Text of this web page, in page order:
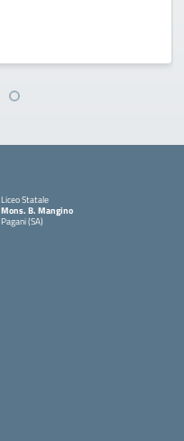
Liceo Statale
Mons. B. Mangino
Pagani (SA)
— Visita la pagina iniziale della scuola